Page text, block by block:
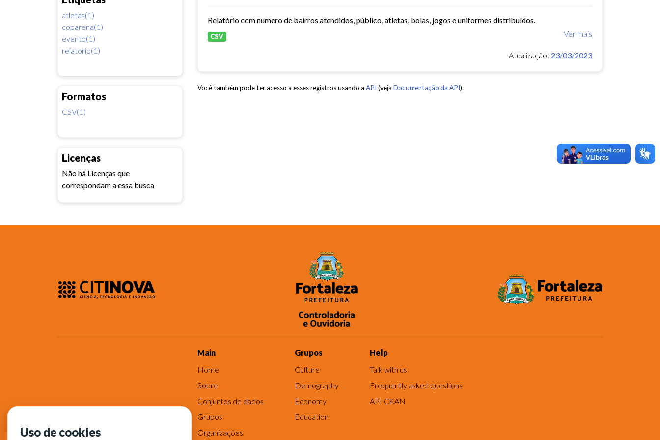
atletas(1)
coparena(1)
evento(1)
relatorio(1)
Formatos
CSV(1)
Licenças
Não há Licenças que
correspondam a essa busca
Relatório com numero de bairros atendidos, público, atletas, bolas, jogos e uniformes distribuídos.
Ver mais
CSV
Atualização: 23/03/2023
Você também pode ter acesso a esses registros usando a API (veja Documentação da API).
Main
Home
Sobre
Conjuntos de dados
Grupos
Organizações
Grupos
Culture
Demography
Economy
Education
Help
Talk with us
Frequently asked questions
API CKAN
Uso de cookies